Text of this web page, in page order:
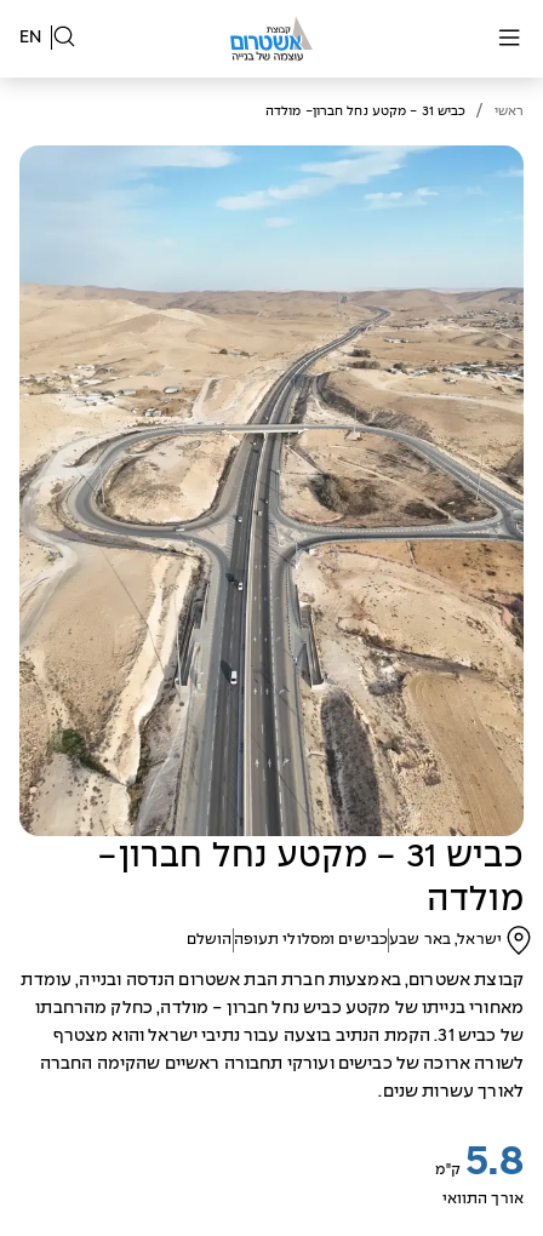
EN
ראשי / כביש 31 - מקטע נחל חברון- מולדה
כביש 31 - מקטע נחל חברון-
מולדה
ישראל, באר שבעכבישים ומסלולי תעופה הושלם
קבוצת אשטרום, באמצעות חברת הבת אשטרום הנדסה ובנייה, עומדת
מאחורי בנייתו של מקטע כביש נחל חברון - מולדה, כחלק מהרחבתו
של כביש 31. הקמת הנתיב בוצעה עבור נתיבי ישראל והוא מצטרף
לשורה ארוכה של כבישים ועורקי תחבורה ראשיים שהקימה החברה
לאורך עשרות שנים.
5.8 ק"מ
אורך התוואי